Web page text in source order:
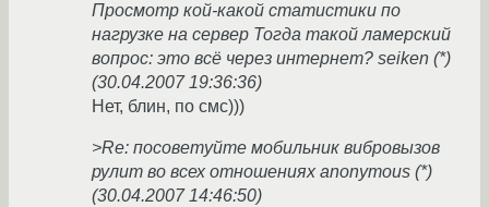
Просмотр кой-какой статистики по
нагрузке на сервер Тогда такой ламерский
вопрос: это всё через интернет? seiken (*)
(30.04.2007 19:36:36)
Нет, блин, по смс)))
>Re: посоветуйте мобильник вибровызов
рулит во всех отношениях anonymous (*)
(30.04.2007 14:46:50)